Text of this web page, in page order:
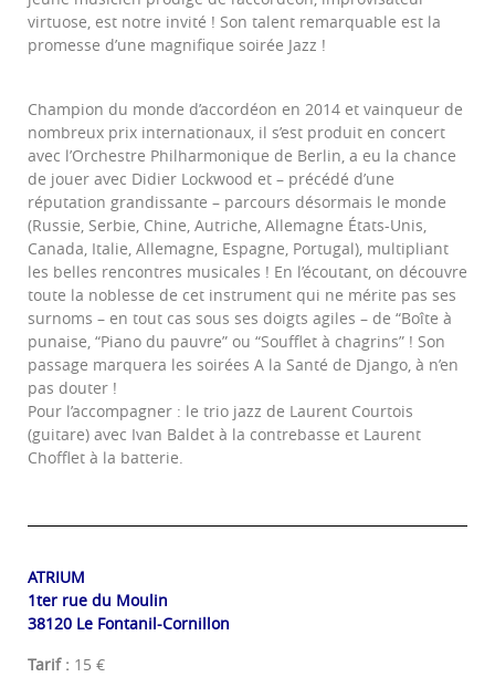
virtuose, est notre invité ! Son talent remarquable est la
promesse d’une magnifique soirée Jazz !
Champion du monde d’accordéon en 2014 et vainqueur de
nombreux prix internationaux, il s’est produit en concert
avec l’Orchestre Philharmonique de Berlin, a eu la chance
de jouer avec Didier Lockwood et – précédé d’une
réputation grandissante – parcours désormais le monde
(Russie, Serbie, Chine, Autriche, Allemagne États-Unis,
Canada, Italie, Allemagne, Espagne, Portugal), multipliant
les belles rencontres musicales ! En l’écoutant, on découvre
toute la noblesse de cet instrument qui ne mérite pas ses
surnoms – en tout cas sous ses doigts agiles – de “Boîte à
punaise, “Piano du pauvre” ou “Soufflet à chagrins” ! Son
passage marquera les soirées A la Santé de Django, à n’en
pas douter !
Pour l’accompagner : le trio jazz de Laurent Courtois
(guitare) avec Ivan Baldet à la contrebasse et Laurent
Chofflet à la batterie.
ATRIUM
1ter rue du Moulin
38120 Le Fontanil-Cornillon
Tarif : 15 €